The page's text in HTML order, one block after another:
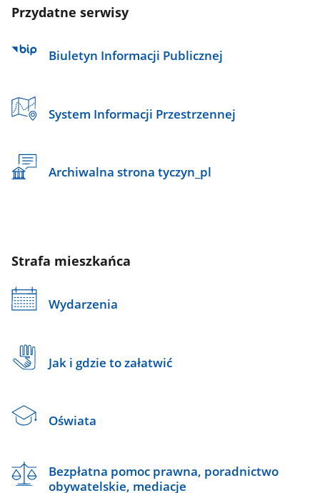
Przydatne serwisy
Biuletyn Informacji Publicznej
System Informacji Przestrzennej
Archiwalna strona tyczyn_pl
Strafa mieszkańca
Wydarzenia
Jak i gdzie to załatwić
Oświata
Bezpłatna pomoc prawna, poradnictwo
obywatelskie, mediacje